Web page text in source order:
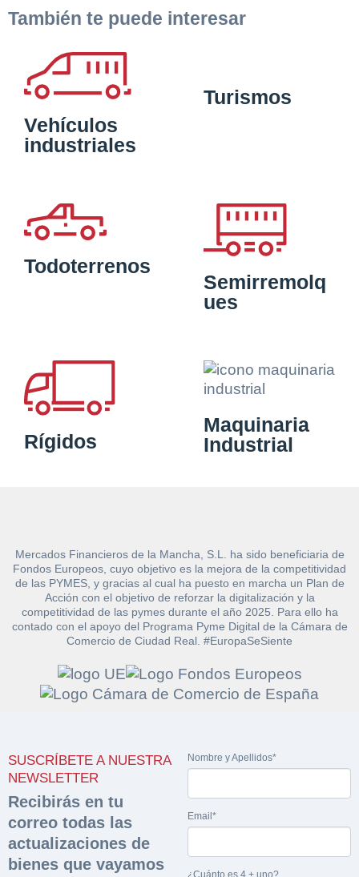
También te puede interesar
Vehículos
industriales
Turismos
Todoterrenos
Semirremolq
ues
Rígidos
Maquinaria
Industrial
Mercados Financieros de la Mancha, S.L. ha sido beneficiaria de
Fondos Europeos, cuyo objetivo es la mejora de la competitividad
de las PYMES, y gracias al cual ha puesto en marcha un Plan de
Acción con el objetivo de reforzar la digitalización y la
competitividad de las pymes durante el año 2025. Para ello ha
contado con el apoyo del Programa Pyme Digital de la Cámara de
Comercio de Ciudad Real. #EuropaSeSiente
SUSCRÍBETE A NUESTRA
NEWSLETTER
Recibirás en tu
correo todas las
actualizaciones de
bienes que vayamos
Nombre y Apellidos*
Email*
¿Cuánto es 4 + uno?
documentación
sobre la peritación
Rellene este formulario y recibirá en su email el
enlace para descargar la documentación
Nombre y Apellidos*
Hacer Oferta
Razón social* CIF/DNI Ofertante*
Teléfono* Email*
Sobre Merfinsa
Venta de bienes muebles